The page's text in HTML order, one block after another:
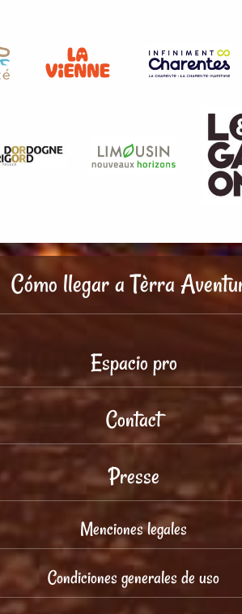
Cómo llegar a Tèrra
Espacio pro
Contact
Presse
Menciones legales
Condiciones generales de uso